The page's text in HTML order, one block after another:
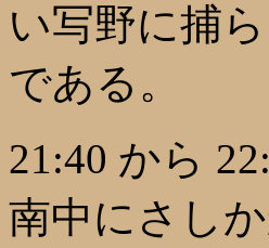
い写野に捕
である。
21:40 から
南中にさし